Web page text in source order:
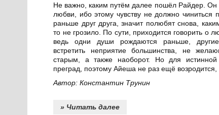
Не важно, каким путём далее пошёл Райдер. Он
любви, ибо этому чувству не должно чиниться
раньше друг друга, значит полюбят снова,
то не грозило. По сути, приходится говорить о
ведь одни души рождаются раньше,
встретить неприятие большинства, не
старым, а также наоборот. Но для
преград, поэтому Айеша не раз ещё возродится,
Автор: Константин Трунин
» Читать далее